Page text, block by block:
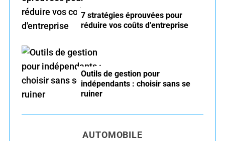
7 stratégies éprouvées pour
réduire vos coûts d’entreprise
Outils de gestion pour
indépendants : choisir sans se
ruiner
AUTOMOBILE